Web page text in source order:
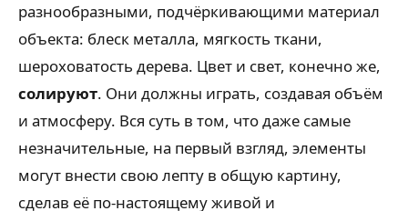
разнообразными, подчёркивающими материал
объекта: блеск металла, мягкость ткани,
шероховатость дерева. Цвет и свет, конечно же,
солируют. Они должны играть, создавая объём
и атмосферу. Вся суть в том, что даже самые
незначительные, на первый взгляд, элементы
могут внести свою лепту в общую картину,
сделав её по-настоящему живой и